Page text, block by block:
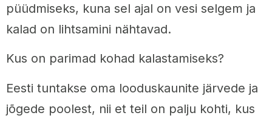
püüdmiseks, kuna sel ajal on vesi selgem ja
kalad on lihtsamini nähtavad.
Kus on parimad kohad kalastamiseks?
Eesti tuntakse oma looduskaunite järvede ja
jõgede poolest, nii et teil on palju kohti, kus